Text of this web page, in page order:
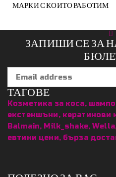
МАРКИ С КОИТО РАБОТИМ
ЗАПИШИ СЕ ЗА
ТАГОВЕ
Козметика за коса,
екстеншъни, кератинови
Balmain, Milk_shake,
евтини цени, бърза